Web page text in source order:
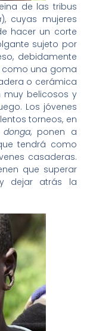
de las tribus
), cuyas mujeres
hacer un corte
sujeto por
debidamente
como una goma
o cerámica
muy belicosos y
Los jóvenes
torneos, en
donga, ponen a
tendrá como
casaderas.
que superar
dejar atrás la